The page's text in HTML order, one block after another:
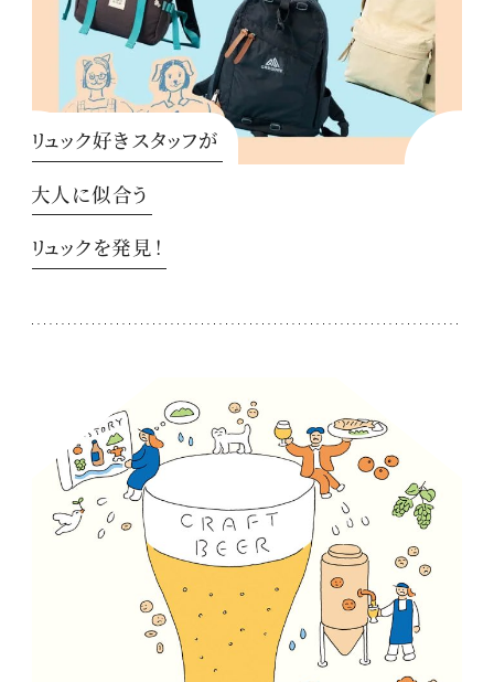
リュック好きスタッフが
大人に似合う
リュックを発見！